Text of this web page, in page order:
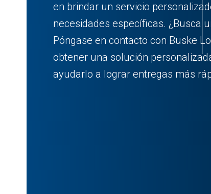
en brindar un servicio
necesidades específicas. ¿Busca
Póngase en contacto con Buske
obtener una solución
ayudarlo a lograr entregas más